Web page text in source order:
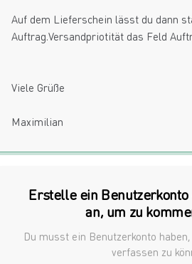
Auf dem Lieferschein lässt du dann
Auftrag.Versandpriotität das Feld
Viele Grüße
Maximilian
Erstelle ein
an, um zu
Du musst ein Benutzerkonto
verfassen zu